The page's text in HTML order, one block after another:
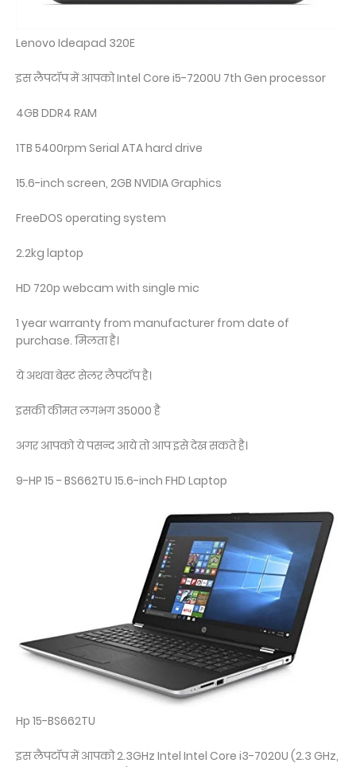
Lenovo Ideapad 320E
इस लैपटॉप में आपको Intel Core i5-7200U 7th Gen processor
4GB DDR4 RAM
1TB 5400rpm Serial ATA hard drive
15.6-inch screen, 2GB NVIDIA Graphics
FreeDOS operating system
2.2kg laptop
HD 720p webcam with single mic
1 year warranty from manufacturer from date of
purchase. मिलता है।
ये अथवा बेस्ट सेलर लैपटॉप है।
इसकी कीमत लगभग 35000 है
अगर आपको ये पसन्द आये तो आप इसे देख सकते है।
9-HP 15 - BS662TU 15.6-inch FHD Laptop
Hp 15-BS662TU
इस लैपटॉप में आपको 2.3GHz Intel Intel Core i3-7020U (2.3 GHz,